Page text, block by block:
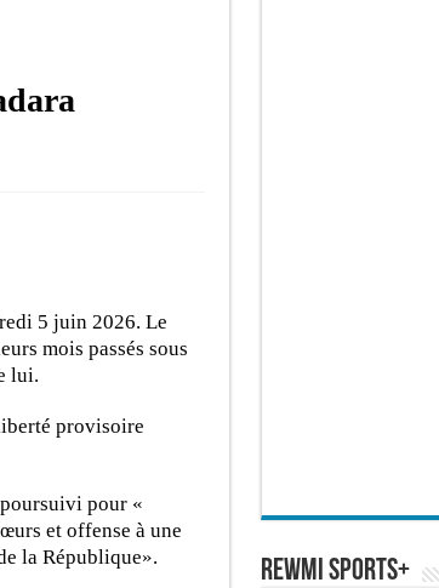
5 juin 2026. Le
mois passés sous
lui.
provisoire
pour «
et offense à une
la République».
REWMI SPORTS+